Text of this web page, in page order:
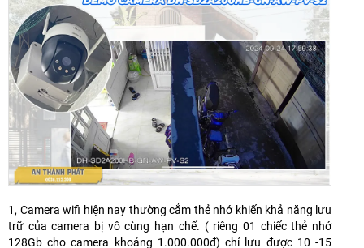
1, Camera wifi hiện nay thường cắm thẻ nhớ khiến khả năng lưu
trữ của camera bị vô cùng hạn chế. ( riêng 01 chiếc thẻ nhớ
128Gb cho camera khoảng 1.000.000đ) chỉ lưu được 10 -15